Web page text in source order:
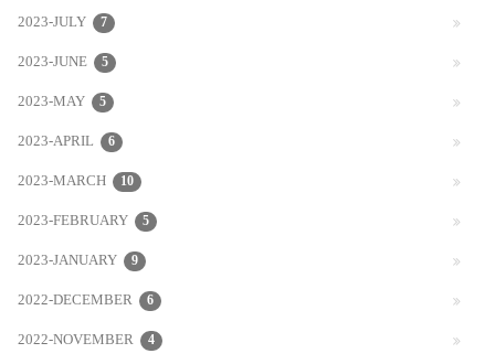
2023-JULY 7
2023-JUNE 5
2023-MAY 5
2023-APRIL 6
2023-MARCH 10
2023-FEBRUARY 5
2023-JANUARY 9
2022-DECEMBER 6
2022-NOVEMBER 4